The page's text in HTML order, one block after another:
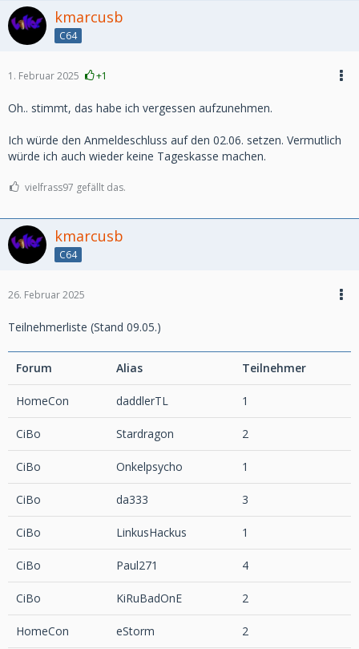
kmarcusb
C64
1. Februar 2025 +1
Oh.. stimmt, das habe ich vergessen aufzunehmen.
Ich würde den Anmeldeschluss auf den 02.06. setzen. Vermutlich
würde ich auch wieder keine Tageskasse machen.
vielfrass97 gefällt das.
kmarcusb
C64
26. Februar 2025
Teilnehmerliste (Stand 09.05.)
Forum Alias Teilnehmer
HomeCon daddlerTL 1
CiBo Stardragon 2
CiBo Onkelpsycho 1
CiBo da333 3
CiBo LinkusHackus 1
CiBo Paul271 4
CiBo KiRuBadOnE 2
HomeCon eStorm 2